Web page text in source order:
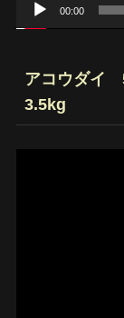
00:00
アコウダイ
3.5kg